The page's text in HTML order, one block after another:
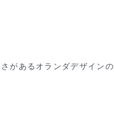
があるオランダデザイン